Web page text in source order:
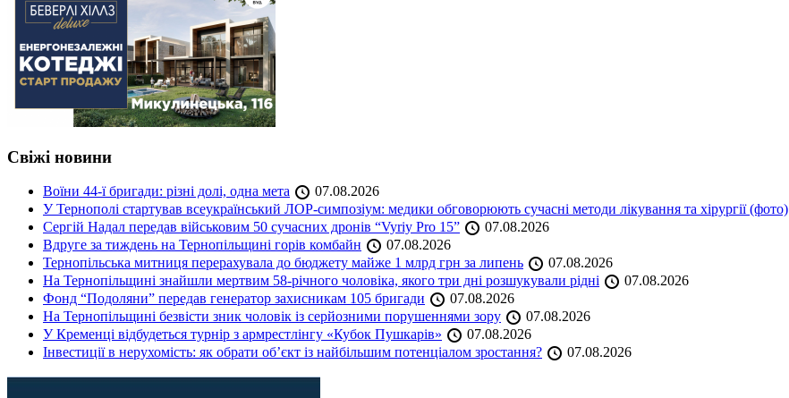
Свіжі новини
Воїни 44-ї бригади: різні долі, одна мета
07.08.2026
У Тернополі стартував всеукраїнський ЛОР-симпозіум: медики обговорюють сучасні методи лікування та хірургії (фото)
Сергій Надал передав військовим 50 сучасних дронів “Vyriy Pro 15”
07.08.2026
Вдруге за тиждень на Тернопільщині горів комбайн
07.08.2026
Тернопільська митниця перерахувала до бюджету майже 1 млрд грн за липень
07.08.2026
На Тернопільщині знайшли мертвим 58-річного чоловіка, якого три дні розшукували рідні
07.08.2026
Фонд “Подоляни” передав генератор захисникам 105 бригади
07.08.2026
На Тернопільщині безвісти зник чоловік із серйозними порушеннями зору
07.08.2026
У Кременці відбудеться турнір з армрестлінгу «Кубок Пушкарів»
07.08.2026
Інвестиції в нерухомість: як обрати об’єкт із найбільшим потенціалом зростання?
07.08.2026